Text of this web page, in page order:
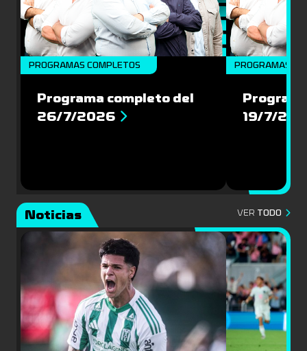
PROGRAMAS COMPLETOS
Programa completo del
26/7/2026
PROGRAMAS
19/7/
Noticias VER TODO